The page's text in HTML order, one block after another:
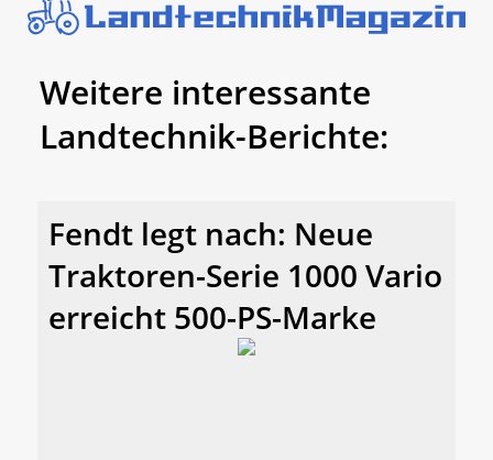
Weitere interessante
Landtechnik-Berichte:
Fendt legt nach: Neue
Traktoren-Serie 1000 Vario
erreicht 500-PS-Marke